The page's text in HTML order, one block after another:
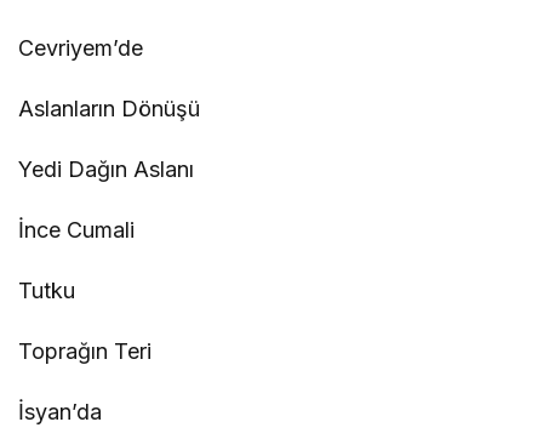
Cevriyem’de
Aslanların Dönüşü
Yedi Dağın Aslanı
İnce Cumali
Tutku
Toprağın Teri
İsyan’da